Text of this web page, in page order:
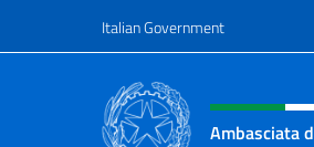
Italian Government
Header, social
Ambasciata